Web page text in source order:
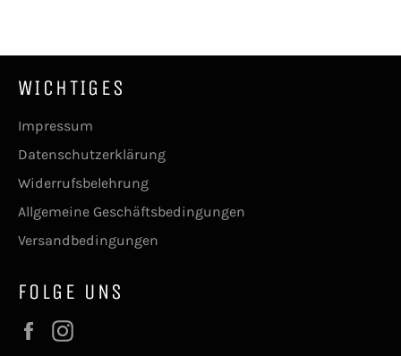
WICHTIGES
Impressum
Datenschutzerklärung
Widerrufsbelehrung
Allgemeine Geschäftsbedingungen
Versandbedingungen
FOLGE UNS
Facebook